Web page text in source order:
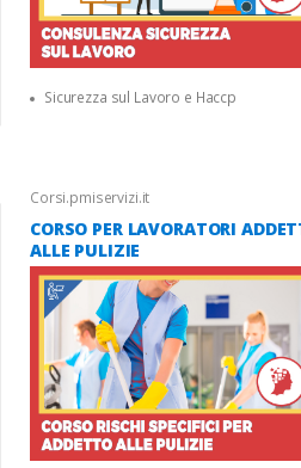
Sicurezza sul Lavoro e Haccp
Corsi.pmiservizi.it
CORSO PER LAVORATORI
ALLE PULIZIE